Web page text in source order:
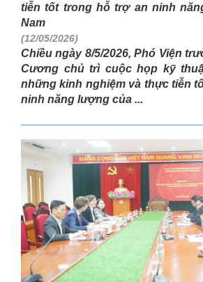
tiễn tốt trong hỗ trợ an ninh
Nam
(12/05/2026)
Chiều ngày 8/5/2026, Phó Viện
Cương chủ trì cuộc họp kỹ
những kinh nghiệm và thực tiễn
ninh năng lượng của ...